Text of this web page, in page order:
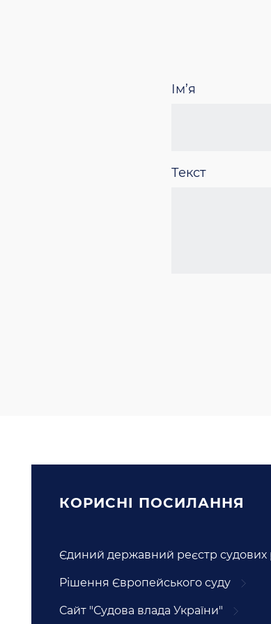
Ім’я
Текст
КОРИСНI ПОСИЛАННЯ
Єдиний державний реєстр судових
Рішення Європейського суду
Сайт "Судова влада України"